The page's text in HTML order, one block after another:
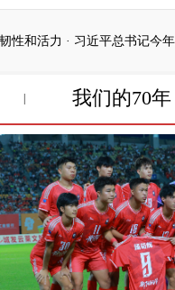
·习近平总书记今年以来治国
习近平总书记今年以来治
我们的70年